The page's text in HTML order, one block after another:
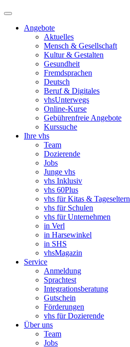
Angebote
Aktuelles
Mensch & Gesellschaft
Kultur & Gestalten
Gesundheit
Fremdsprachen
Deutsch
Beruf & Digitales
vhsUnterwegs
Online-Kurse
Gebührenfreie Angebote
Kurssuche
Ihre vhs
Team
Dozierende
Jobs
Junge vhs
vhs Inklusiv
vhs 60Plus
vhs für Kitas & Tageseltern
vhs für Schulen
vhs für Unternehmen
in Verl
in Harsewinkel
in SHS
vhsMagazin
Service
Anmeldung
Sprachtest
Integrationsberatung
Gutschein
Förderungen
vhs für Dozierende
Über uns
Team
Jobs